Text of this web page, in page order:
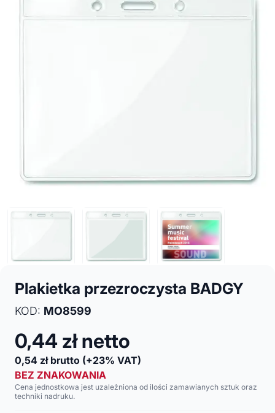
Plakietka przezroczysta BADGY
KOD: MO8599
0,44 zł netto
0,54 zł brutto (+23% VAT)
BEZ ZNAKOWANIA
Cena jednostkowa jest uzależniona od ilości zamawianych sztuk oraz
techniki nadruku.